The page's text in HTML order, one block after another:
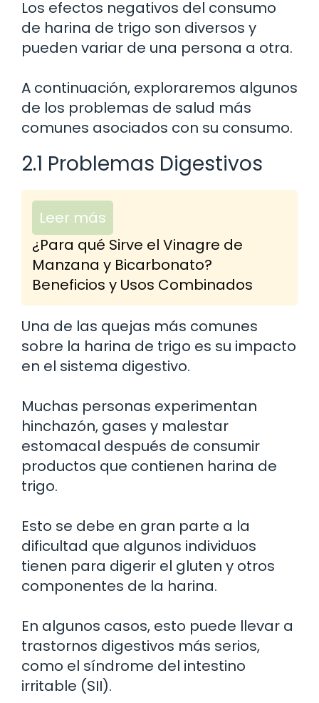
Los efectos negativos del consumo
de harina de trigo son diversos y
pueden variar de una persona a otra.
A continuación, exploraremos algunos
de los problemas de salud más
comunes asociados con su consumo.
2.1 Problemas Digestivos
Leer más
¿Para qué Sirve el Vinagre de
Manzana y Bicarbonato?
Beneficios y Usos Combinados
Una de las quejas más comunes
sobre la harina de trigo es su impacto
en el sistema digestivo.
Muchas personas experimentan
hinchazón, gases y malestar
estomacal después de consumir
productos que contienen harina de
trigo.
Esto se debe en gran parte a la
dificultad que algunos individuos
tienen para digerir el gluten y otros
componentes de la harina.
En algunos casos, esto puede llevar a
trastornos digestivos más serios,
como el síndrome del intestino
irritable (SII).